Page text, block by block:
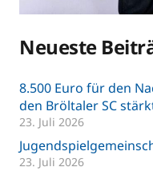
Neueste
8.500 Euro für den
den Bröltaler SC
23. Juli 2026
23. Juli 2026